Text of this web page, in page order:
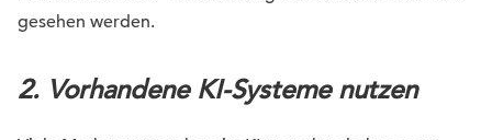
gesehen werden.
2. Vorhandene KI-Systeme nutzen